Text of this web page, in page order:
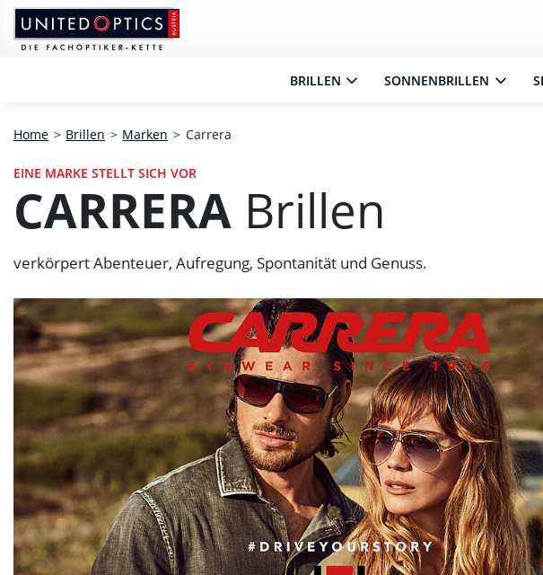
Zum Hauptinhalt springen
Zum Footer springen
Zum Ende der Navigation springen
BRILLEN SONNENBRILLEN
Zum Beginn der Navigation springen
Home > Brillen > Marken > Carrera
EINE MARKE STELLT SICH VOR
CARRERA Brillen
verkörpert Abenteuer, Aufregung, Spontanität und Genuss.